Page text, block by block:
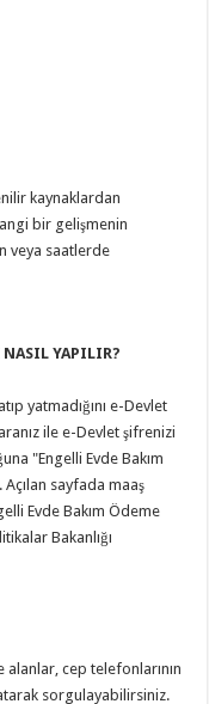
kaynaklardan
bir gelişmenin
veya saatlerde
NASIL YAPILIR?
yatmadığını e-Devlet
ile e-Devlet şifrenizi
"Engelli Evde Bakım
Açılan sayfada maaş
Evde Bakım Ödeme
Bakanlığı
alanlar, cep telefonlarının
sorgulayabilirsiniz.